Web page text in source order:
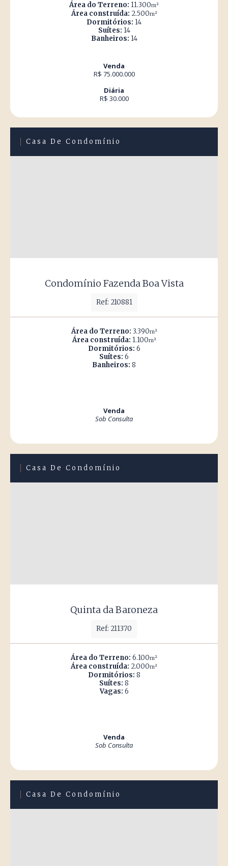
Área do Terreno: 11.300m²
Área construída: 2.500m²
Dormitórios: 14
Suítes: 14
Banheiros: 14
Venda
R$ 75.000.000
Diária
R$ 30.000
Casa De Condomínio
Condomínio Fazenda Boa Vista
Ref: 210881
Área do Terreno: 3.390m²
Área construída: 1.100m²
Dormitórios: 6
Suítes: 6
Banheiros: 8
Venda
Sob Consulta
Casa De Condomínio
Quinta da Baroneza
Ref: 211370
Área do Terreno: 6.100m²
Área construída: 2.000m²
Dormitórios: 8
Suítes: 8
Vagas: 6
Venda
Sob Consulta
Casa De Condomínio